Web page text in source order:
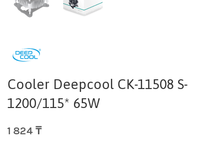
Cooler Deepcool CK-11508 S-
1200/115* 65W
1 824 ₸